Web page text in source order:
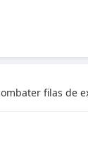
filas de